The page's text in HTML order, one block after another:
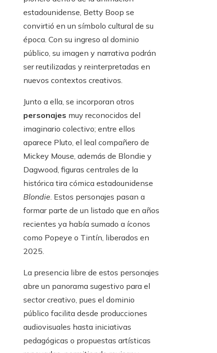
estadounidense, Betty Boop se
convirtió en un símbolo cultural de su
época. Con su ingreso al dominio
público, su imagen y narrativa podrán
ser reutilizadas y reinterpretadas en
nuevos contextos creativos.
Junto a ella, se incorporan otros
personajes muy reconocidos del
imaginario colectivo; entre ellos
aparece Pluto, el leal compañero de
Mickey Mouse, además de Blondie y
Dagwood, figuras centrales de la
histórica tira cómica estadounidense
Blondie. Estos personajes pasan a
formar parte de un listado que en años
recientes ya había sumado a íconos
como Popeye o Tintín, liberados en
2025.
La presencia libre de estos personajes
abre un panorama sugestivo para el
sector creativo, pues el dominio
público facilita desde producciones
audiovisuales hasta iniciativas
pedagógicas o propuestas artísticas